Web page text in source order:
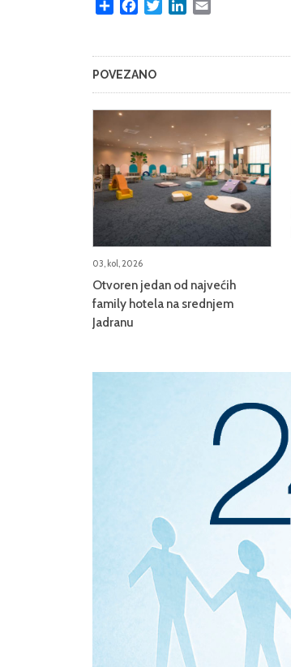
Share FacebookTwitterLinkedIn
POVEZANO
03, kol, 2026
Otvoren jedan od najvećih
family hotela na srednjem
Jadranu